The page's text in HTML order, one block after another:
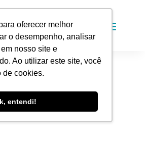
oferecer melhor
o desempenho, analisar
nosso site e
Ao utilizar este site, você
de cookies.
entendi!